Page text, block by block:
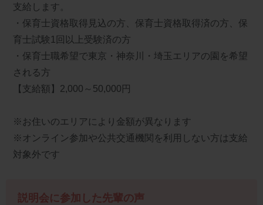
支給します。
・保育士資格取得見込の方、保育士資格取得済の方、保
育士試験1回以上受験済の方
・保育士職希望で東京・神奈川・埼玉エリアの園を希望
される方
【支給額】2,000～50,000円
※お住いのエリアにより金額が異なります
※オンライン参加や公共交通機関を利用しない方は支給
対象外です
説明会に参加した先輩の声